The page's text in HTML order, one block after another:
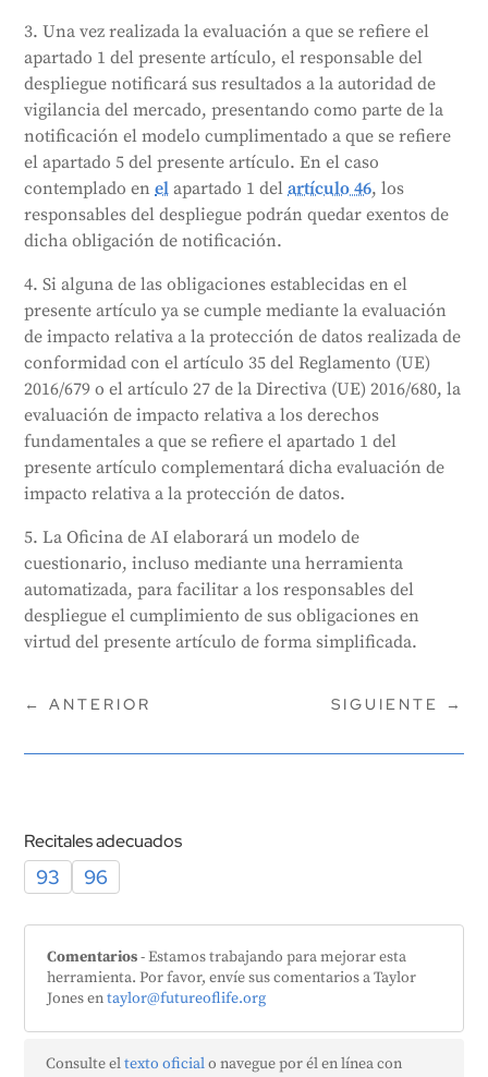
3. Una vez realizada la evaluación a que se refiere el
apartado 1 del presente artículo, el responsable del
despliegue notificará sus resultados a la autoridad de
vigilancia del mercado, presentando como parte de la
notificación el modelo cumplimentado a que se refiere
el apartado 5 del presente artículo. En el caso
contemplado enel apartado 1 delartículo 46, los
responsables del despliegue podrán quedar exentos de
dicha obligación de notificación.
4. Si alguna de las obligaciones establecidas en el
presente artículo ya se cumple mediante la evaluación
de impacto relativa a la protección de datos realizada de
conformidad con el artículo 35 del Reglamento (UE)
2016/679 o el artículo 27 de la Directiva (UE) 2016/680, la
evaluación de impacto relativa a los derechos
fundamentales a que se refiere el apartado 1 del
presente artículo complementará dicha evaluación de
impacto relativa a la protección de datos.
5. La Oficina de AI elaborará un modelo de
cuestionario, incluso mediante una herramienta
automatizada, para facilitar a los responsables del
despliegue el cumplimiento de sus obligaciones en
virtud del presente artículo de forma simplificada.
←ANTERIOR SIGUIENTE →
Recitales adecuados
93 96
Comentarios- Estamos trabajando para mejorar esta
herramienta. Por favor, envíe sus comentarios a Taylor
Jones entaylor@futureoflife.org
Consulte eltexto oficialo navegue por él en línea con